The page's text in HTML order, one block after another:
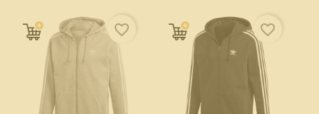
favorite_border favorite_border